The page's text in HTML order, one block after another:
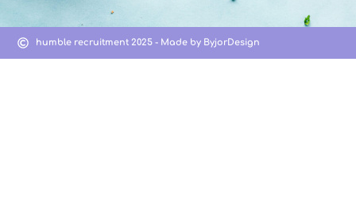
humble recruitment 2025 - Made by ByjorDesign